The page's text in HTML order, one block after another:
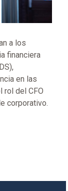
a los
financiera
en las
rol del CFO
corporativo.